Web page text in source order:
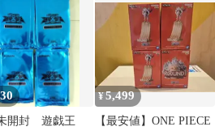
付き同梱版 1冊
プロモカード付
開封 遊戯王
¥5,499
【最安値】ONE PIECE